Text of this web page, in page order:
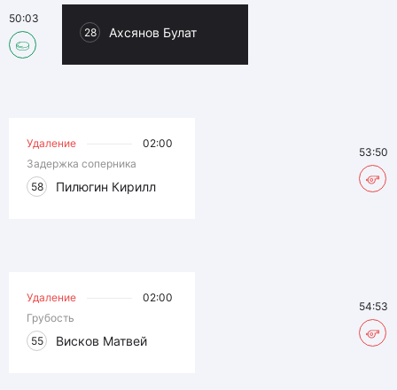
28 Ахсянов Булат
50:03
Удаление
02:00
Задержка соперника
58
Пилюгин Кирилл
53:50
Удаление
02:00
Грубость
55
Висков Матвей
54:53